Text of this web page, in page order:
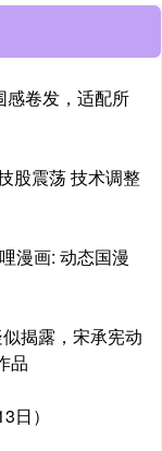
感卷发，适配所
股震荡 技术调整
漫画: 动态国漫
揭露，宋承宪动
品
日）